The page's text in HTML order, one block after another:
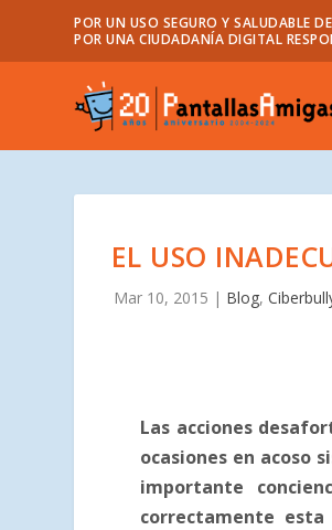
POR UN USO SEGURO Y SALUDABLE
POR UNA CIUDADANÍA DIGITAL
EL USO
Mar 10, 2015 | Blog,
Las acciones
ocasiones en acoso
importante
correctamente